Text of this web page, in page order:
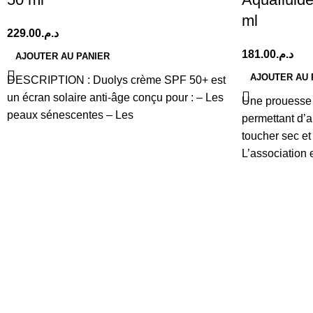
د.م.229.00
AJOUTER AU PANIER
DESCRIPTION : Duolys crème SPF 50+ est
un écran solaire anti-âge conçu pour : – Les
peaux sénescentes – Les
ml
د.م.181.00
AJOUTER AU
Une
permettant
toucher sec